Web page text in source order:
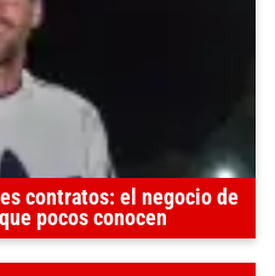
contratos: el negocio de
pocos conocen